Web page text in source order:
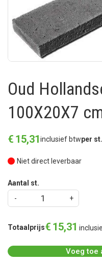
Oud
100X20X7
€ 15,31inclusief btwper st.
Niet direct leverbaar
Aantal st.
Totaalprijs€ 15,31
Voeg toe